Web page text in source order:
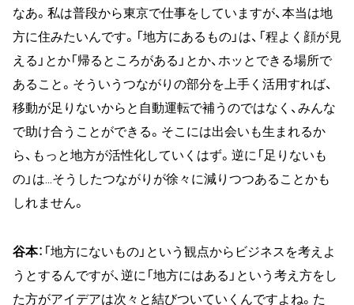
なあ。私は普段から東京で仕事をしていますが、本当は地
方に住みたいんです。「地方にあるもの」は、「程よく顔が見
える」とか「帰るところがある」とか、ホッとできる場所で
あること。そういうつながりの部分を上手く活用すれば、
移動が足りないからと自動運転で補うのではなく、みんな
で助け合うことができる。そこには出会いも生まれるか
ら、もっと地方が活性化していくはず。逆に「足りないも
の」は…そうしたつながりが徐々に減りつつあることかも
しれません。
谷本：「地方にないもの」という観点からビジネスを考えよ
うとするんですが、逆に「地方にはある」という考え方をし
た方がアイデアは次々と結びついていくんですよね。た